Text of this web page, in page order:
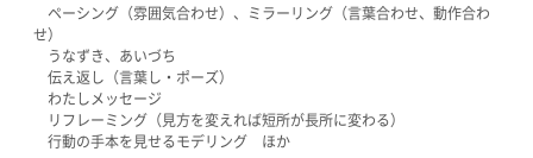
ペーシング（雰囲気合わせ）、ミラーリング（言葉合わせ、動作合わ
せ）
うなずき、あいづち
伝え返し（言葉し・ポーズ）
わたしメッセージ
リフレーミング（見方を変えれば短所が長所に変わる）
行動の手本を見せるモデリング ほか